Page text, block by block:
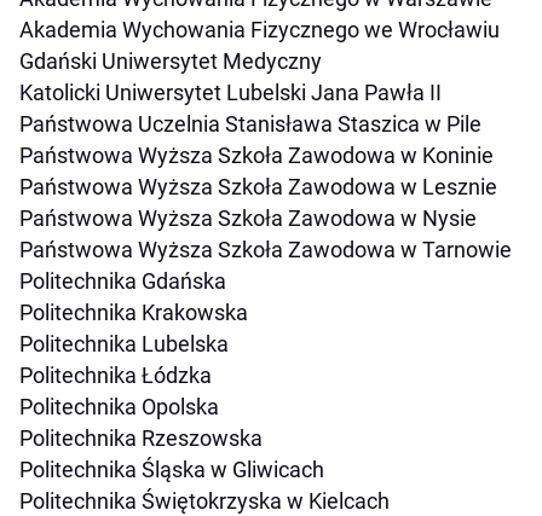
Akademia Wychowania Fizycznego we Wrocławiu
Gdański Uniwersytet Medyczny
Katolicki Uniwersytet Lubelski Jana Pawła II
Państwowa Uczelnia Stanisława Staszica w Pile
Państwowa Wyższa Szkoła Zawodowa w Koninie
Państwowa Wyższa Szkoła Zawodowa w Lesznie
Państwowa Wyższa Szkoła Zawodowa w Nysie
Państwowa Wyższa Szkoła Zawodowa w Tarnowie
Politechnika Gdańska
Politechnika Krakowska
Politechnika Lubelska
Politechnika Łódzka
Politechnika Opolska
Politechnika Rzeszowska
Politechnika Śląska w Gliwicach
Politechnika Świętokrzyska w Kielcach